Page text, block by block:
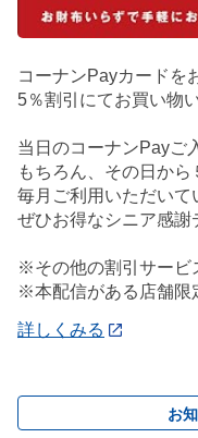
コーナンPayカードを
5％割引にてお買い物
当日のコーナンPayご
もちろん、その日から
毎月ご利用いただいて
ぜひお得なシニア感謝
※その他の割引サービ
※本配信がある店舗限
詳しくみる
お